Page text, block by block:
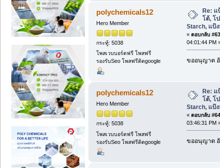
polychemicals12
Hero Member
กระทู้: 5038
โพสเวบบอร์ดฟรี โพสฟรี
รองรับSeo โพสฟรีติดgoogle
Re: แ
โต้, โ
Starch, แป้
« ตอบกลับ
04:01:44 PM
ขออนุญาต
polychemicals12
Hero Member
กระทู้: 5038
โพสเวบบอร์ดฟรี โพสฟรี
รองรับSeo โพสฟรีติดgoogle
Re: แ
โต้, โ
Starch, แป้
« ตอบกลับ
03:46:31 PM
ขออนุญาต